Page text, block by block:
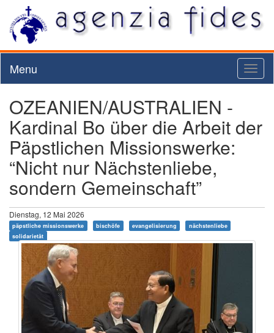
Menu
OZEANIEN/AUSTRALIEN -
Kardinal Bo über die Arbeit der
Päpstlichen Missionswerke:
“Nicht nur Nächstenliebe,
sondern Gemeinschaft”
Dienstag, 12 Mai 2026
päpstliche missionswerke bischöfe evangelisierung
nächstenliebe
solidarietät